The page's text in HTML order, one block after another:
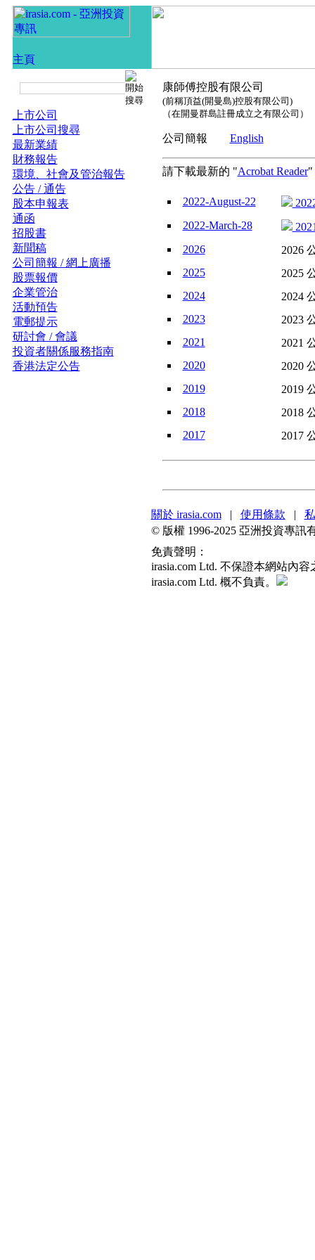
上市公司
上市公司搜尋
最新業績
財務報告
環境、社會及管治報告
公告 / 通告
股本申報表
通函
招股書
新聞稿
公司簡報 / 網上廣播
股票報價
企業管治
活動預告
電郵提示
研討會 / 會議
投資者關係服務指南
香港法定公告
康師傅控股有限公司
(前稱頂益(開曼島)控股有限公司)
（在開曼群島註冊成立之有限公司）
公司簡報 English
請下載最新的 "Acrobat Reader"
2022-August-22
2022-March-28
2026
2026
2025
2025
2024
2024
2023
2023
2021
2021
2020
2020
2019
2019
2018
2018
2017
2017
關於 irasia.com| 使用條款 |
© 版權 1996-2025 亞洲投資專訊
免責聲明：
irasia.com Ltd. 不保證本網站內
irasia.com Ltd. 概不負責。